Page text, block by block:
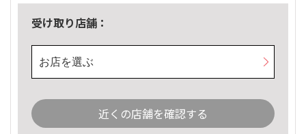
受け取り店舗：
お店を選ぶ
近くの店舗を確認する